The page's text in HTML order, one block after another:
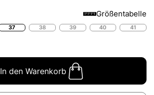
Größentabelle
37 38 39 40
41
In den Warenkorb